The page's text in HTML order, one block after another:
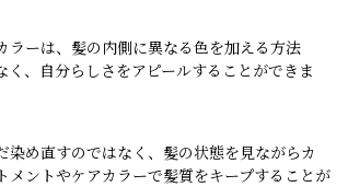
ーは、髪の内側に異なる色を加える方法
、自分らしさをアピールすることができま
め直すのではなく、髪の状態を見ながらカ
ントやケアカラーで髪質をキープすることが